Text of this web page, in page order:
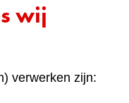
wij
verwerken zijn: